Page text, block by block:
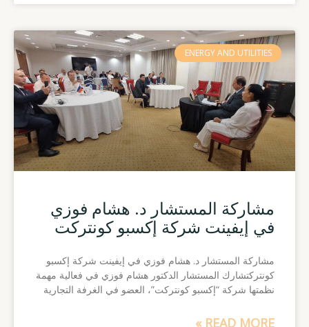
ENERGY AND UTILITIES
مشاركة المستشار د. هشام فوزي
في إيفينت شركة إكسبو كونتركت
مشاركة المستشار د. هشام فوزي في إيفينت شركة إكسبو
كونتركتشارك المستشار الدكتور هشام فوزي في فعالية مهمة
نظمتها شركة “إكسبو كونتركت”، العضو في الغرفة التجارية
READ MORE »